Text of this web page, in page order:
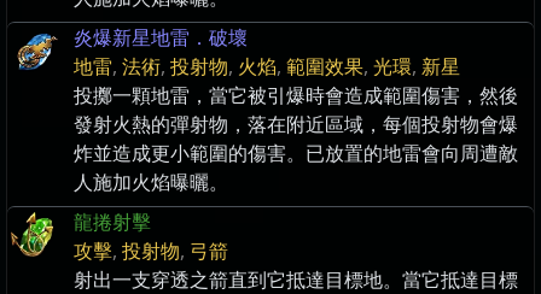
炎爆新星地雷．破壞
地雷, 法術, 投射物, 火焰, 範圍效果, 光環, 新星
投擲一顆地雷，當它被引爆時會造成範圍傷害，然後
發射火熱的彈射物，落在附近區域，每個投射物會爆
炸並造成更小範圍的傷害。已放置的地雷會向周遭敵
人施加火焰曝曬。
龍捲射擊
攻擊, 投射物, 弓箭
射出一支穿透之箭直到它抵達目標地。當它抵達目標